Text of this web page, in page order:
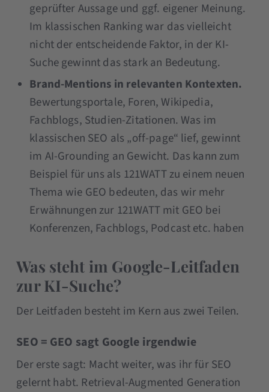
geprüfter Aussage und ggf. eigener Meinung.
Im klassischen Ranking war das vielleicht
nicht der entscheidende Faktor, in der KI-
Suche gewinnt das stark an Bedeutung.
Brand-Mentions in relevanten Kontexten.
Bewertungsportale, Foren, Wikipedia,
Fachblogs, Studien-Zitationen. Was im
klassischen SEO als „off-page“ lief, gewinnt
im AI-Grounding an Gewicht. Das kann zum
Beispiel für uns als 121WATT zu einem neuen
Thema wie GEO bedeuten, das wir mehr
Erwähnungen zur 121WATT mit GEO bei
Konferenzen, Fachblogs, Podcast etc. haben
Was steht im Google-Leitfaden
zur KI-Suche?
Der Leitfaden besteht im Kern aus zwei Teilen.
SEO = GEO sagt Google irgendwie
Der erste sagt: Macht weiter, was ihr für SEO
gelernt habt. Retrieval-Augmented Generation